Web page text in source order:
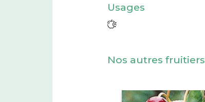
Usages
Nos autres fruitiers